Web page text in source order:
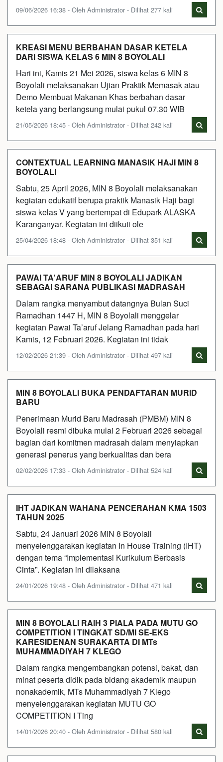
09/06/2026 16:38 - Oleh Administrator - Dilihat 277 kali
KREASI MENU BERBAHAN DASAR KETELA
DARI SISWA KELAS 6 MIN 8 BOYOLALI
Hari ini, Kamis 21 Mei 2026, siswa kelas 6 MIN 8
Boyolali melaksanakan Ujian Praktik Memasak atau
Demo Membuat Makanan Khas berbahan dasar
ketela yang berlangsung mulai pukul 07.30 WIB
21/05/2026 18:45 - Oleh Administrator - Dilihat 242 kali
CONTEXTUAL LEARNING MANASIK HAJI MIN 8
BOYOLALI
Sabtu, 25 April 2026, MIN 8 Boyolali melaksanakan
kegiatan edukatif berupa praktik Manasik Haji bagi
siswa kelas V yang bertempat di Edupark ALASKA
Karanganyar. Kegiatan ini diikuti ole
25/04/2026 18:48 - Oleh Administrator - Dilihat 351 kali
PAWAI TA'ARUF MIN 8 BOYOLALI JADIKAN
SEBAGAI SARANA PUBLIKASI MADRASAH
Dalam rangka menyambut datangnya Bulan Suci
Ramadhan 1447 H, MIN 8 Boyolali menggelar
kegiatan Pawai Ta’aruf Jelang Ramadhan pada hari
Kamis, 12 Februari 2026. Kegiatan ini tidak
12/02/2026 21:39 - Oleh Administrator - Dilihat 497 kali
MIN 8 BOYOLALI BUKA PENDAFTARAN MURID
BARU
Penerimaan Murid Baru Madrasah (PMBM) MIN 8
Boyolali resmi dibuka mulai 2 Februari 2026 sebagai
bagian dari komitmen madrasah dalam menyiapkan
generasi penerus yang berkualitas dan bera
02/02/2026 17:33 - Oleh Administrator - Dilihat 524 kali
IHT JADIKAN WAHANA PENCERAHAN KMA 1503
TAHUN 2025
Sabtu, 24 Januari 2026 MIN 8 Boyolali
menyelenggarakan kegiatan In House Training (IHT)
dengan tema “Implementasi Kurikulum Berbasis
Cinta”. Kegiatan ini dilaksana
24/01/2026 19:48 - Oleh Administrator - Dilihat 471 kali
MIN 8 BOYOLALI RAIH 3 PIALA PADA MUTU GO
COMPETITION I TINGKAT SD/MI SE-EKS
KARESIDENAN SURAKARTA DI MTs
MUHAMMADIYAH 7 KLEGO
Dalam rangka mengembangkan potensi, bakat, dan
minat peserta didik pada bidang akademik maupun
nonakademik, MTs Muhammadiyah 7 Klego
menyelenggarakan kegiatan MUTU GO
COMPETITION I Ting
14/01/2026 20:40 - Oleh Administrator - Dilihat 580 kali